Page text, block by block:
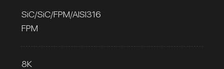
SiC/SiC/FPM/AISI316
FPM
8К